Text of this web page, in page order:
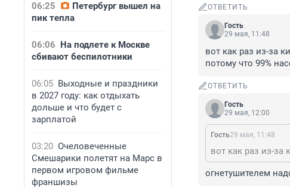
06:25
Петербург вышел на
пик тепла
06:06 На подлете к Москве
сбивают беспилотники
06:05 Выходные и праздники
в 2027 году: как отдыхать
дольше и что будет с
зарплатой
03:20 Очеловеченные
Смешарики полетят на Марс в
первом игровом фильме
франшизы
ОТВЕТИТЬ
Гость
29 мая, 11:48
вот как раз из-за
потому что 99%
ОТВЕТИТЬ
Гость
29 мая, 12:00
Гость29 мая, 11:48
огнетушителем